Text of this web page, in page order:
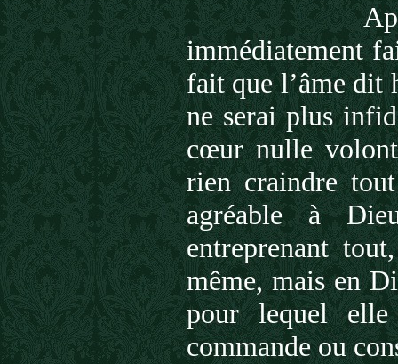
Après
immédiatement
fait que l’âme dit
ne serai plus
cœur nulle
rien craindre
agréable à
entreprenant
même, mais en
pour lequel
commande ou